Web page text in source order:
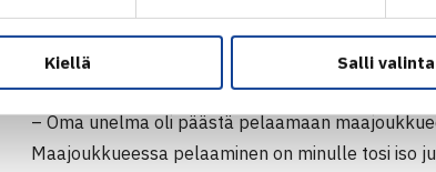
Kiellä Salli valinta
vuosina 2004 ja 2008 ei hän ole edustanut
Maajoukkueessa pelaamisen Suomalainen
– Oma unelma oli päästä pelaamaan
Maajoukkueessa pelaaminen on minulle tosi iso